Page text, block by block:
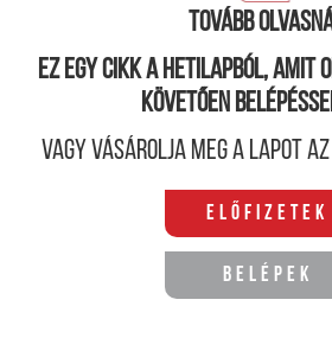
Tovább
Ez egy cikk a hetilapból, amit
követően
Vagy vásárolja meg a lapot
Előfizetek
Belépek